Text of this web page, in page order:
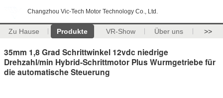
Changzhou Vic-Tech Motor Technology Co., Ltd.
Zu Hause Produkte VR-Show Über uns >>
35mm 1,8 Grad Schrittwinkel 12vdc niedrige
Drehzahl/min Hybrid-Schrittmotor Plus Wurmgetriebe für
die automatische Steuerung